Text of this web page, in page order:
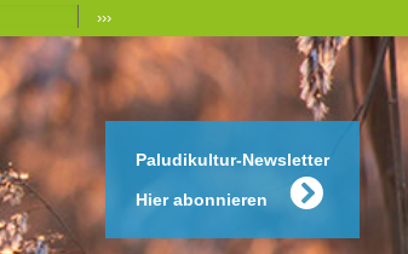
Paludikultur-Newsletter
Hier abonnieren
›››